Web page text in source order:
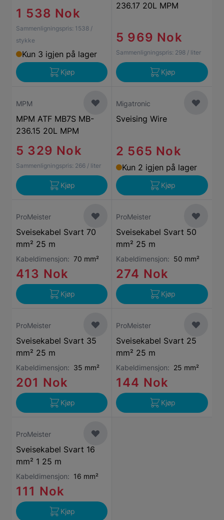
1 538 Nok
Sammenligningspris: 1538 /
stykke
Kun 3 igjen på lager
Kjøp
236.17 20L MPM
5 969 Nok
Sammenligningspris: 298 / liter
Kjøp
MPM
MPM ATF MB7S MB-
236.15 20L MPM
5 329 Nok
Sammenligningspris: 266 / liter
Kjøp
Migatronic
Sveising Wire
2 565 Nok
Kun 2 igjen på lager
Kjøp
ProMeister
Sveisekabel Svart 70
mm² 25 m
Kabeldimensjon: 70 mm²
413 Nok
Kjøp
ProMeister
Sveisekabel Svart 50
mm² 25 m
Kabeldimensjon: 50 mm²
274 Nok
Kjøp
ProMeister
Sveisekabel Svart 35
mm² 25 m
Kabeldimensjon: 35 mm²
201 Nok
Kjøp
ProMeister
Sveisekabel Svart 25
mm² 25 m
Kabeldimensjon: 25 mm²
144 Nok
Kjøp
ProMeister
Sveisekabel Svart 16
mm² 1 25 m
Kabeldimensjon: 16 mm²
111 Nok
Kjøp